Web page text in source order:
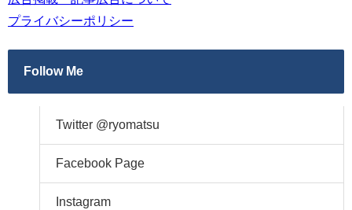
プライバシーポリシー
Follow Me
Twitter @ryomatsu
Facebook Page
Instagram